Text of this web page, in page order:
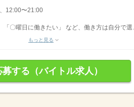
12:00〜21:00
〇曜日に働きたい」 など、働き方は自分で選...
もっと見る
募する（バイトル求人）